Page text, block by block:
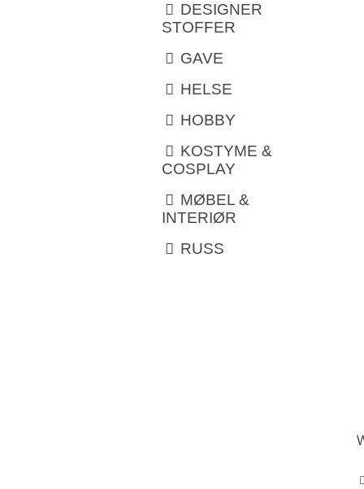
DESIGNER
STOFFER
GAVE
HELSE
HOBBY
KOSTYME &
COSPLAY
MØBEL &
INTERIØR
RUSS